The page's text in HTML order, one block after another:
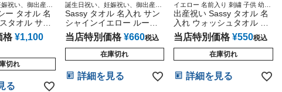
祝い、御出産祝
お返しギフトプ
を使用している
ふわ使い心地も
ー タオル 名
タオル サニ
前入り 刺繍
格 ¥1,100
切れ
る
誕生日祝い、妊娠祝い、御出産祝
い、出産内祝い、お返しギフトプ
レゼント、無撚糸を使用している
ので、肌触りふわふわ使い心地も
抜群♪
Sassy タオル 名入れ サン
シャインイエロー ループ
付き ミニタオル
当店特別価格 ¥660税込
在庫切れ
詳細を見る
イエロー 名前入り 刺繍 子供 幼稚
園 保育園 小学校 ギフトセット プ
レゼント サッシー インスタ
出産祝い Sassy タオル 名
入れ ウォッシュタオル オ
レンジ ミニタオル ハンカ
チ
当店特別価格 ¥550税込
在庫切れ
詳細を見る